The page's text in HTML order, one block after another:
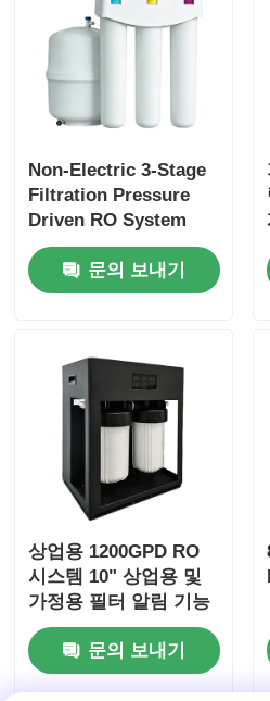
Non-Electric 3-Stage
Filtration Pressure
Driven RO System
Water Filter with
Pressure Tank
문의 보내기
상업용 1200GPD RO
시스템 10" 상업용 및
가정용 필터 알림 기능
이 있는 점보 여과
문의 보내기